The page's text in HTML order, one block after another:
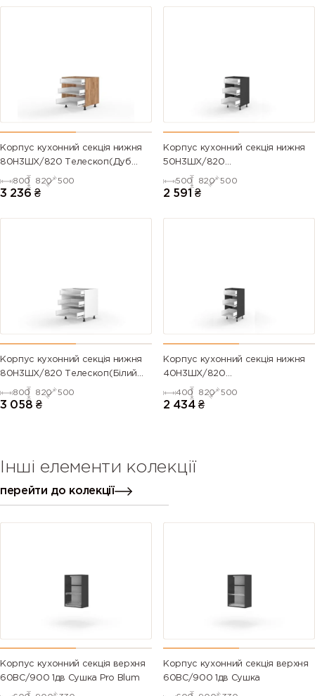
Корпус кухонний секція нижня
80Н3ШХ/820 Телескоп(Дуб
Крафт (Серія М))
800 820 500
3 236 ₴
Корпус кухонний секція нижня
50Н3ШХ/820
Телескоп(Антрацит (Серія М))
500 820 500
2 591 ₴
Корпус кухонний секція нижня
80Н3ШХ/820 Телескоп(Білий
(Серія М))
800 820 500
3 058 ₴
Корпус кухонний секція нижня
40Н3ШХ/820
Телескоп(Антрацит (Серія М))
400 820 500
2 434 ₴
Інші елементи колекції
перейти до колекції
Корпус кухонний секцiя верхня
60ВС/900 1дв Сушка Pro Blum
Корпус кухонний секцiя верхня
60ВС/900 1дв Сушка